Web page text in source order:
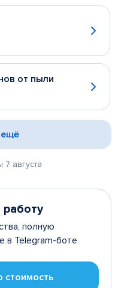
от пыли
августа
ещё
работу
полную
в Telegram-боте
стоимость